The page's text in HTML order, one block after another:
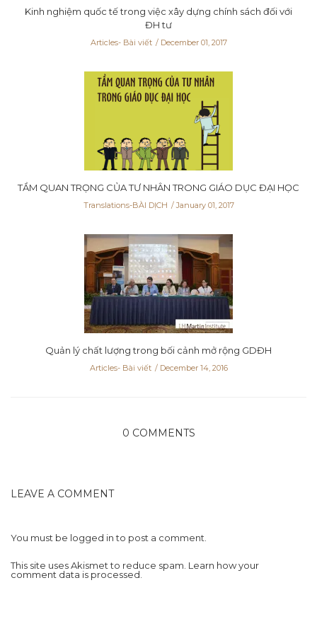
Kinh nghiệm quốc tế trong việc xây dựng chính sách đối với
ĐH tư
Articles- Bài viết December 01, 2017
TẦM QUAN TRỌNG CỦA TƯ NHÂN TRONG GIÁO DỤC ĐẠI HỌC
Translations-BÀI DỊCH January 01, 2017
Quản lý chất lượng trong bối cảnh mở rộng GDĐH
Articles- Bài viết December 14, 2016
0 COMMENTS
LEAVE A COMMENT
You must be logged into post a comment.
This site uses Akismet to reduce spam. Learn how your
comment data is processed.